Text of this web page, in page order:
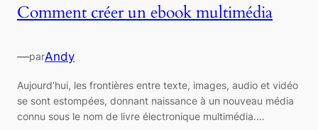
Comment créer un ebook multimédia
—parAndy
Aujourd’hui, les frontières entre texte, images, audio et vidéo
se sont estompées, donnant naissance à un nouveau média
connu sous le nom de livre électronique multimédia.…